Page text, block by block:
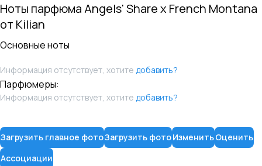
Ноты парфюма Angels' Share x French Montana
от Kilian
Основные ноты
Информация отсутствует, хотите добавить?
Парфюмеры:
Информация отсутствует, хотите добавить?
Загрузить главное фотоЗагрузить фотоИзменитьОценить
Ассоциации